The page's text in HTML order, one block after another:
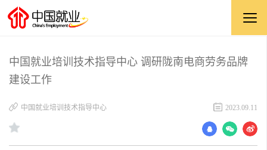
中国就业培训技术指导中心 调研陇南电商劳务品牌
建设工作
​中国就业培训技术指导中心 2023.09.11